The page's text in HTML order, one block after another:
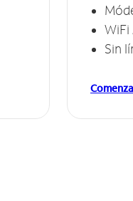
WiFi
Sin